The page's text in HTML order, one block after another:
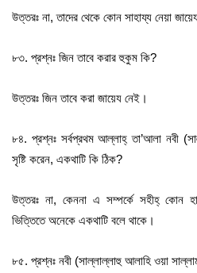
উত্তরঃ না, তাদের থেকে কোন সাহায্য নেয়া
৮৩. প্রশ্নঃ জিন তাবে করার হুকুম কি?
উত্তরঃ জিন তাবে করা জায়েয নেই।
৮৪. প্রশ্নঃ সর্বপ্রথম আল্লাহ্‌ তা’আলা নবী
সৃষ্টি করেন, একথাটি কি ঠিক?
উত্তরঃ না, কেননা এ সম্পর্কে সহীহ্‌ কোন
ভিত্তিতে অনেকে একথাটি বলে থাকে।
৮৫. প্রশ্নঃ নবী (সাল্লাল্লাহু আলাহি ওয়া